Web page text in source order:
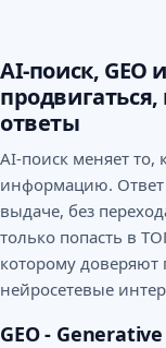
AI-поиск, GEO
продвигаться,
ответы
AI-поиск меняет то,
информацию.
выдаче, без
только попасть в
которому
нейросетевые
GEO -